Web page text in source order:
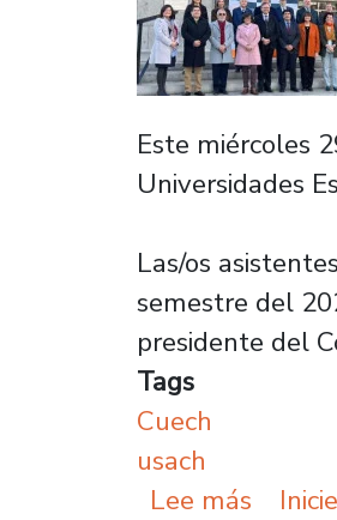
Este miércoles
Universidades
Las/os
semestre del
presidente del
Tags
Cuech
usach
Lee más